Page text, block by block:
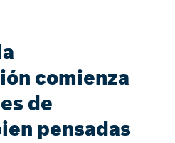
comienza
de
pensadas